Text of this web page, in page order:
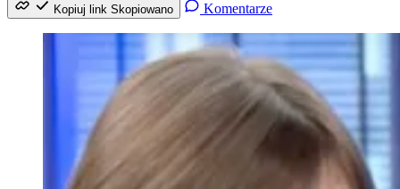
Kopiuj link Skopiowano Komentarze